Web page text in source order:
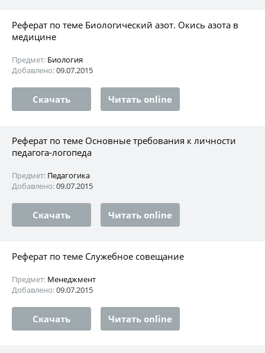
Реферат по теме Биологический азот. Окись азота в
медицине
Предмет: Биология
Добавлено:09.07.2015
Скачать Читать online
Реферат по теме Основные требования к личности
педагога-логопеда
Предмет: Педагогика
Добавлено:09.07.2015
Скачать Читать online
Реферат по теме Служебное совещание
Предмет: Менеджмент
Добавлено:09.07.2015
Скачать Читать online